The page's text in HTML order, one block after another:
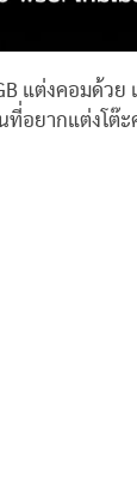
แต่งคอมด้วย
ที่อยากแต่งโ